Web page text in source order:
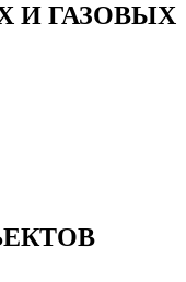
И ГАЗОВЫХ